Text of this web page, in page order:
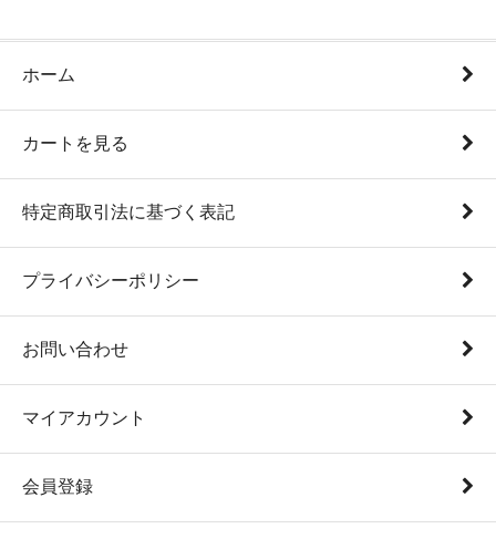
ホーム
カートを見る
特定商取引法に基づく表記
プライバシーポリシー
お問い合わせ
マイアカウント
会員登録